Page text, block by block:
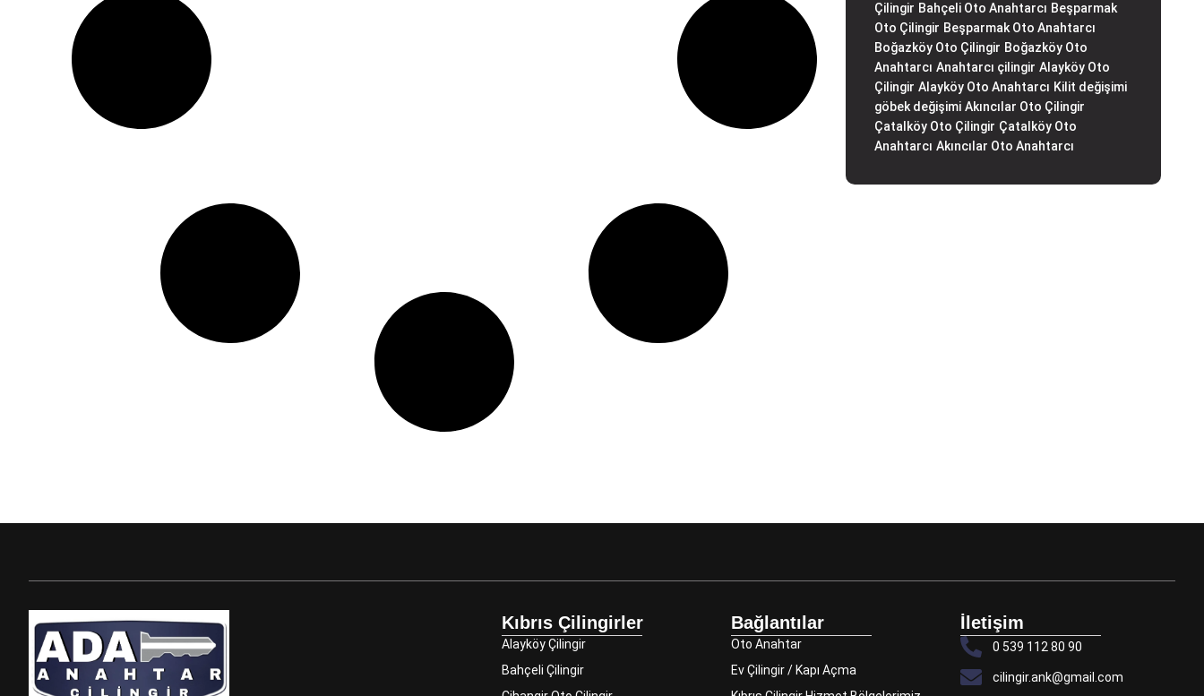
Çilingir Bahçeli Oto Anahtarcı Beşparmak
Oto Çilingir Beşparmak Oto Anahtarcı
Boğazköy Oto Çilingir Boğazköy Oto
Anahtarcı Anahtarcı çilingir Alayköy Oto
Çilingir Alayköy Oto Anahtarcı Kilit değişimi
göbek değişimi Akıncılar Oto Çilingir
Çatalköy Oto Çilingir Çatalköy Oto
Anahtarcı Akıncılar Oto Anahtarcı
Kıbrıs Çilingirler
Alayköy Çilingir
Bahçeli Çilingir
Bağlantılar
Oto Anahtar
Ev Çilingir / Kapı Açma
İletişim
0 539 112 80 90
cilingir.ank@gmail.com